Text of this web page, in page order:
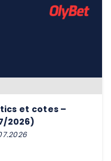
et cotes –
2026)